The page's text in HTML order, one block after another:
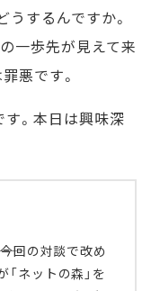
うするんですか。
一歩先が見えて来
悪です。
。本日は興味深
回の対談で改め
ネットの森」を